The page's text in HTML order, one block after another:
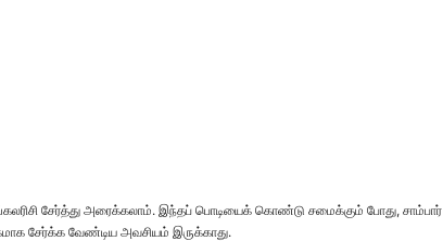
சேர்த்து அரைக்கலாம். இந்தப் பொடியைக் கொண்டு சமைக்கும் போது, சாம்பார்
சேர்க்க வேண்டிய அவசியம் இருக்காது.